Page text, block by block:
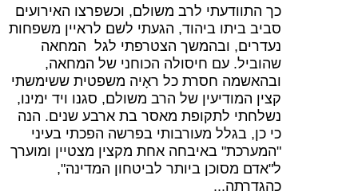
כך התוודעתי לרב משולם, וכשפרצו האירועים
סביב ביתו ביהוד, הגעתי לשם לראיין משפחות
נעדרים, ובהמשך הצטרפתי לגל המחאה
שהוביל. עם חיסולה הכוחני של המחאה,
ובהאשמה חסרת כל ראָיה משפטית ששימשתי
קצין המודיעין של הרב משולם, סגנו ויד ימינו,
נשלחתי לתקופת מאסר בת ארבע שנים. הנה
כי כן, בגלל מעורבותי בפרשה הפכתי בעיני
"המערכת" באיבחה אחת מקצין מצטיין ומוערך
ל"אדם מסוכן ביותר לביטחון המדינה",
כהגדרתה...